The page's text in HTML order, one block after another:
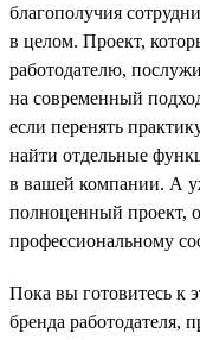
благополучия
в целом. Проект,
работодателю,
на современный
если перенять
найти отдельные
в вашей компании. А
полноценный проект, о
профессиональному
Пока вы готовитесь к
бренда работодателя,